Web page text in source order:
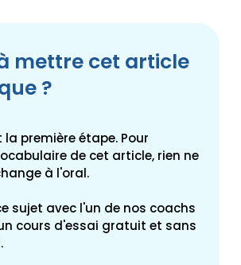
mettre cet article
?
la première étape. Pour
de cet article, rien ne
à l'oral.
sujet avec l'un de nos coachs
cours d'essai gratuit et sans